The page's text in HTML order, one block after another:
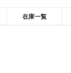
在庫一覧